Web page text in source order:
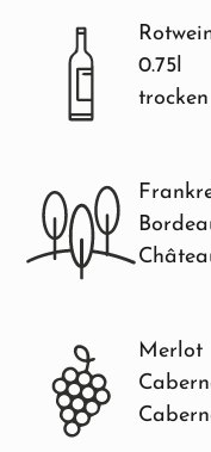
0.75l
trocken
Merlot